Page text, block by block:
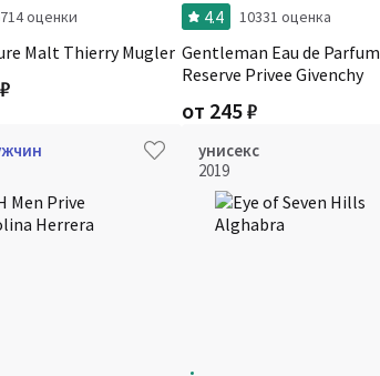
оценки
Malt Thierry Mugler
₽
4.4 10331 оценка
Gentleman Eau de Parfum
Reserve Privee Givenchy
от 245₽
унисекс
2019